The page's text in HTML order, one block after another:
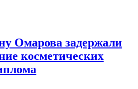
Омарова задержали
косметических